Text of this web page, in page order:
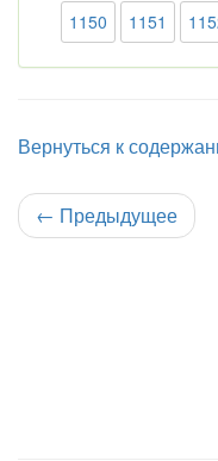
1150 1151
Вернуться к
← Предыдущее